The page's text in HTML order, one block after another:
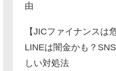
由
【JICファイナンスは
LINEは闇金かも？
しい対処法